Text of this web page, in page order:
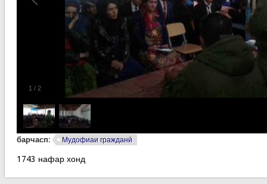
1 / 2
барчасп: Мудофиаи гражданӣ
1743 нафар хонд